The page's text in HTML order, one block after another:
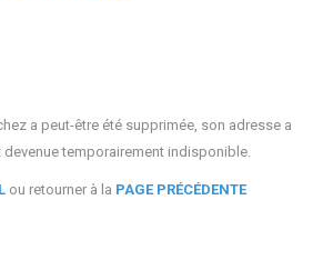
a peut-être été supprimée, son adresse a
devenue temporairement indisponible.
ou retourner à la PAGE PRÉCÉDENTE